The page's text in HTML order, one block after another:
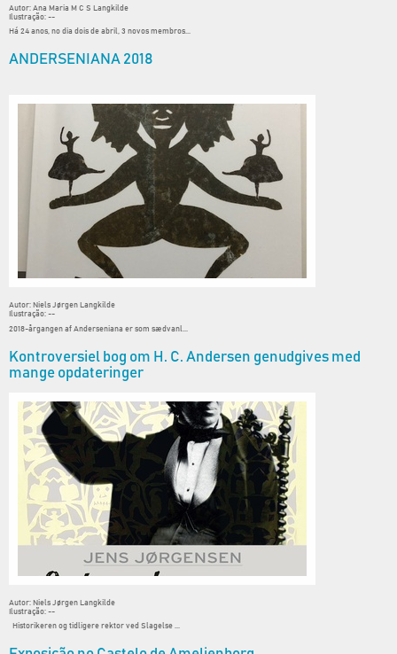
Autor: Ana Maria M C S Langkilde
Ilustração: --
Há 24 anos, no dia dois de abril, 3 novos membros...
ANDERSENIANA 2018
Autor: Niels Jørgen Langkilde
Ilustração: --
2018-årgangen af Anderseniana er som sædvanl...
Kontroversiel bog om H. C. Andersen genudgives med
mange opdateringer
Autor: Niels Jørgen Langkilde
Ilustração: --
Historikeren og tidligere rektor ved Slagelse ...